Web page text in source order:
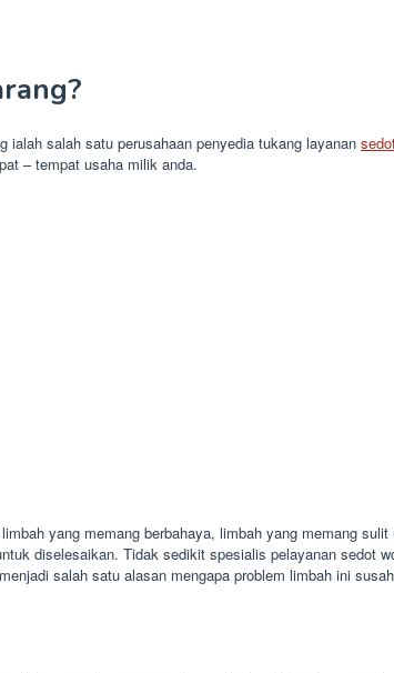
salah satu perusahaan penyedia tukang layanan
– tempat usaha milik anda.
yang memang berbahaya, limbah yang memang
diselesaikan. Tidak sedikit spesialis pelayanan sedot
salah satu alasan mengapa problem limbah ini